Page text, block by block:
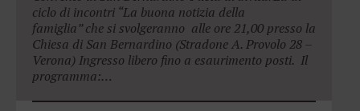
ciclo di incontri “La buona notizia della
famiglia” che si svolgeranno alle ore 21,00 presso la
Chiesa di San Bernardino (Stradone A. Provolo 28 –
Verona) Ingresso libero fino a esaurimento posti. Il
programma:…